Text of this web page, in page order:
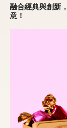
融合經典與創新
意！